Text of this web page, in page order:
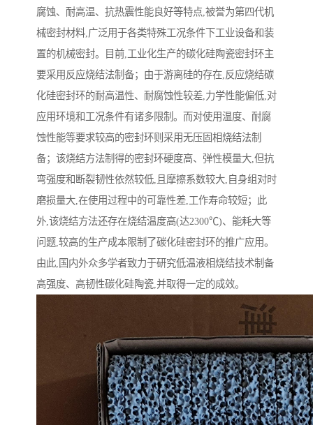
腐蚀、耐高温、抗热震性能良好等特点,被誉为第四代机
械密封材料,广泛用于各类特殊工况条件下工业设备和装
置的机械密封。目前,工业化生产的碳化硅陶瓷密封环主
要采用反应烧结法制备；由于游离硅的存在,反应烧结碳
化硅密封环的耐高温性、耐腐蚀性较差,力学性能偏低,对
应用环境和工况条件有诸多限制。而对使用温度、耐腐
蚀性能等要求较高的密封环则采用无压固相烧结法制
备；该烧结方法制得的密封环硬度高、弹性模量大,但抗
弯强度和断裂韧性依然较低,且摩擦系数较大,自身组对时
磨损量大,在使用过程中的可靠性差,工作寿命较短；此
外,该烧结方法还存在烧结温度高(达2300℃)、能耗大等
问题,较高的生产成本限制了碳化硅密封环的推广应用。
由此,国内外众多学者致力于研究低温液相烧结技术制备
高强度、高韧性碳化硅陶瓷,并取得一定的成效。